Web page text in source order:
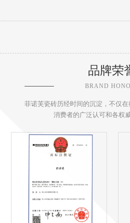
品牌荣
BRAND
菲诺芙瓷砖历经时间的沉淀，不仅
消费者的广泛认可和各权